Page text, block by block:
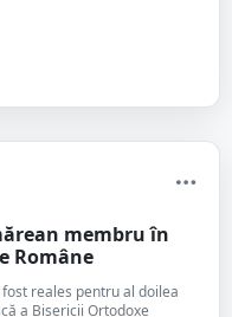
membru în
Române
reales pentru al doilea
a Bisericii Ortodoxe